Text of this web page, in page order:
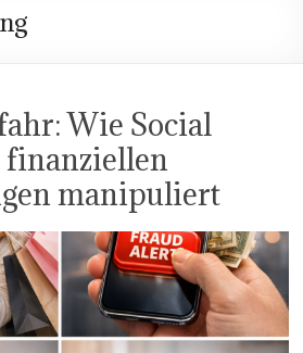
Wie Social
finanziellen
manipuliert